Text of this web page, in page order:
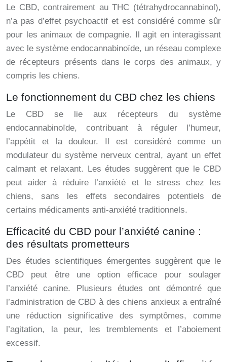
Le CBD, contrairement au THC (tétrahydrocannabinol),
n’a pas d’effet psychoactif et est considéré comme sûr
pour les animaux de compagnie. Il agit en interagissant
avec le système endocannabinoïde, un réseau complexe
de récepteurs présents dans le corps des animaux, y
compris les chiens.
Le fonctionnement du CBD chez les chiens
Le CBD se lie aux récepteurs du système
endocannabinoïde, contribuant à réguler l’humeur,
l’appétit et la douleur. Il est considéré comme un
modulateur du système nerveux central, ayant un effet
calmant et relaxant. Les études suggèrent que le CBD
peut aider à réduire l’anxiété et le stress chez les
chiens, sans les effets secondaires potentiels de
certains médicaments anti-anxiété traditionnels.
Efficacité du CBD pour l’anxiété canine :
des résultats prometteurs
Des études scientifiques émergentes suggèrent que le
CBD peut être une option efficace pour soulager
l’anxiété canine. Plusieurs études ont démontré que
l’administration de CBD à des chiens anxieux a entraîné
une réduction significative des symptômes, comme
l’agitation, la peur, les tremblements et l’aboiement
excessif.